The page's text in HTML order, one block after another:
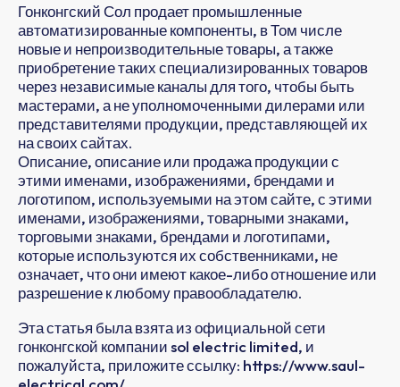
Гонконгский Сол продает промышленные
автоматизированные компоненты, в Том числе
новые и непроизводительные товары, а также
приобретение таких специализированных товаров
через независимые каналы для того, чтобы быть
мастерами, а не уполномоченными дилерами или
представителями продукции, представляющей их
на своих сайтах.
Описание, описание или продажа продукции с
этими именами, изображениями, брендами и
логотипом, используемыми на этом сайте, с этими
именами, изображениями, товарными знаками,
торговыми знаками, брендами и логотипами,
которые используются их собственниками, не
означает, что они имеют какое-либо отношение или
разрешение к любому правообладателю.
Эта статья была взята из официальной сети
гонконгской компании sol electric limited, и
пожалуйста, приложите ссылку: https://www.saul-